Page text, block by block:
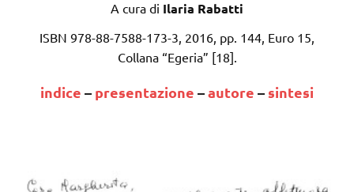
A cura di Ilaria Rabatti
ISBN 978-88-7588-173-3, 2016, pp. 144, Euro 15,
Collana “Egeria” [18].
indice – presentazione –autore – sintesi